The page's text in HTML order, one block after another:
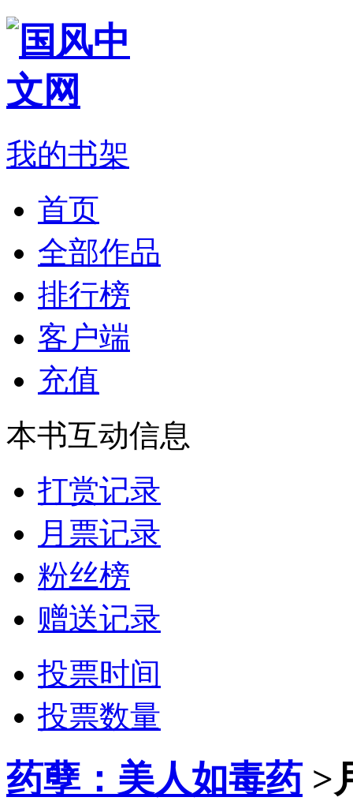
我的书架
首页
全部作品
排行榜
客户端
充值
本书互动信息
打赏记录
月票记录
粉丝榜
赠送记录
投票时间
投票数量
药孽：美人如毒药 >